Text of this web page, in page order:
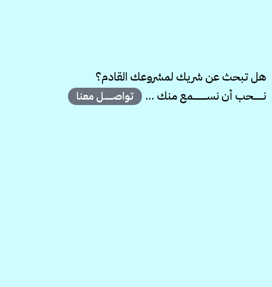
هل تبحث عن شريك لمشروعك القادم؟
نــــــــحب أن نســـــــــــمع منك ...
تواصـــــــل معنا